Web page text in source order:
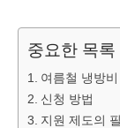
중요한 목록
여름철 냉방
신청 방법
지원 제도의